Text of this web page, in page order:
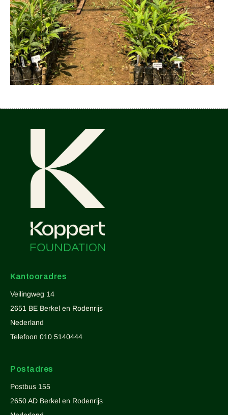
Kantooradres
Veilingweg 14
2651 BE Berkel en Rodenrijs
Nederland
Telefoon 010 5140444
Postadres
Postbus 155
2650 AD Berkel en Rodenrijs